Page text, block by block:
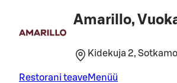
Amarillo,
Kidekuja 2, Sotkamo
Restorani teaveMenüü